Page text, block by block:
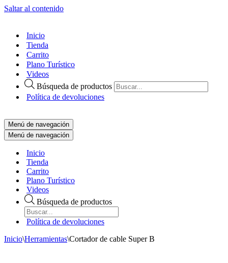
Saltar al contenido
Inicio
Tienda
Carrito
Plano Turístico
Videos
Búsqueda de productos
Política de devoluciones
Menú de navegación
Menú de navegación
Inicio
Tienda
Carrito
Plano Turístico
Videos
Búsqueda de productos
Política de devoluciones
Inicio\Herramientas\Cortador de cable Super B